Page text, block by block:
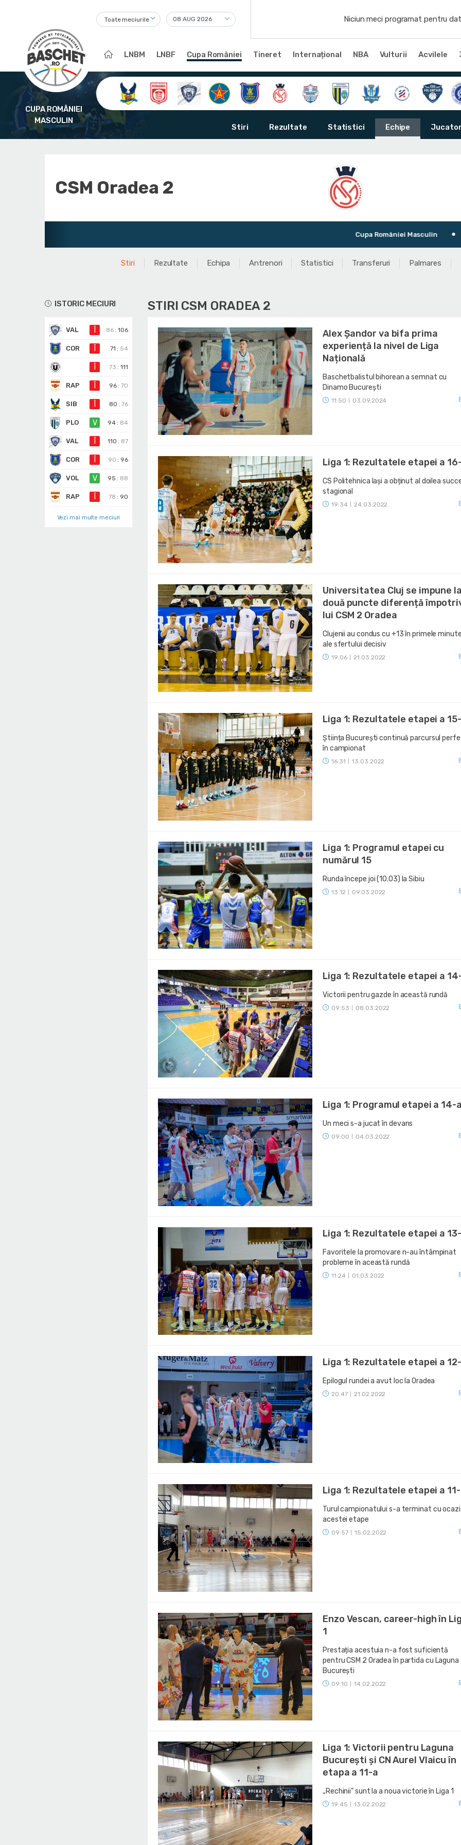
Toate meciurile Niciun meci programat pentru
LNBM LNBF Cupa României Tineret Internațional NBA Vulturii Acvilele
CUPA ROMÂNIEI
MASCULIN
Stiri Rezultate Statistici Echipe
CSM Oradea 2
Cupa României Masculin Ultimul meci:
Stiri Rezultate Echipa Antrenori Statistici Transferuri Palmares
ISTORIC MECIURI
VAL 86 :106
COR 71 : 54
73 :111
RAP 96 :70
SIB 80 :76
PLO V 94 : 84
VAL 110 : 87
COR 90 : 96
VOL V 95 : 88
RAP 78 : 90
Vezi mai multe meciuri
STIRI CSM ORADEA 2
Alex Șandor va bifa prima
experiență la nivel de Liga
Națională
Baschetbalistul bihorean a semnat cu
Dinamo București
11:50 03.09.2024
Liga 1: Rezultatele etapei a
CS Politehnica Iași a obținut al doilea
stagional
19:34 24.03.2022
Universitatea Cluj se impune la
două puncte diferență
lui CSM 2 Oradea
Clujenii au condus cu +13 în primele minute
ale sfertului decisiv
19:06 21.03.2022
Liga 1: Rezultatele etapei a
Știința București continuă parcursul
în campionat
16:31 13.03.2022
Liga 1: Programul etapei cu
numărul 15
Runda începe joi (10.03) la Sibiu
13:12 09.03.2022
Liga 1: Rezultatele etapei a
Victorii pentru gazde în această rundă
09:53 08.03.2022
Liga 1: Programul etapei a 14-a
Un meci s-a jucat în devans
09:00 04.03.2022
Liga 1: Rezultatele etapei a
Favoritele la promovare n-au întâmpinat
probleme în această rundă
11:24 01.03.2022
Liga 1: Rezultatele etapei a
Epilogul rundei a avut loc la Oradea
20:47 21.02.2022
Liga 1: Rezultatele etapei a
Turul campionatului s-a terminat cu
acestei etape
09:57 15.02.2022
Enzo Vescan, career-high în
1
Prestația acestuia n-a fost suficientă
pentru CSM 2 Oradea în partida cu Laguna
București
09:10 14.02.2022
Liga 1: Victorii pentru Laguna
București și CN Aurel Vlaicu în
etapa a 11-a
„Rechinii” sunt la a noua victorie în Liga 1
19:45 13.02.2022